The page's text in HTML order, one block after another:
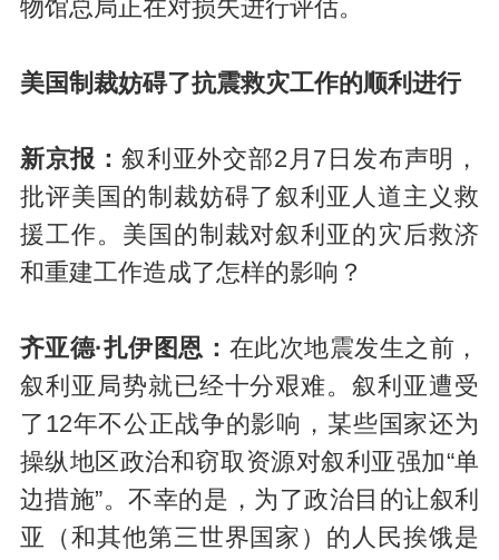
物馆总局正在对损失进行评估。
美国制裁妨碍了抗震救灾工作的顺利进行
新京报：叙利亚外交部2月7日发布声明，
批评美国的制裁妨碍了叙利亚人道主义救
援工作。美国的制裁对叙利亚的灾后救济
和重建工作造成了怎样的影响？
齐亚德·扎伊图恩： 在此次地震发生之前，
叙利亚局势就已经十分艰难。叙利亚遭受
了12年不公正战争的影响，某些国家还为
操纵地区政治和窃取资源对叙利亚强加“单
边措施”。不幸的是，为了政治目的让叙利
亚（和其他第三世界国家）的人民挨饿是